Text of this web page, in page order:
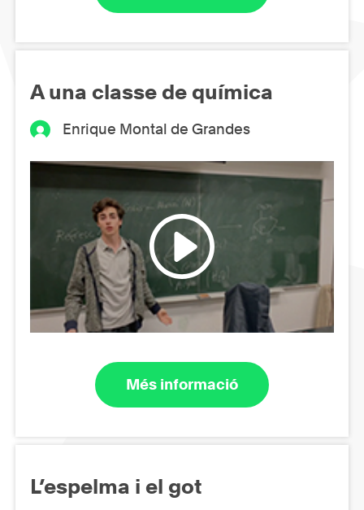
A una classe de química
Enrique Montal de Grandes
Més informació
L’espelma i el got